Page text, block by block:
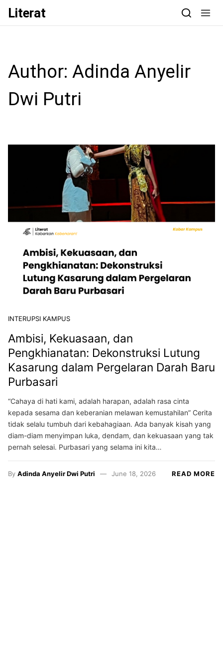
Skip to content
Literat
Author: Adinda Anyelir
Dwi Putri
INTERUPSI KAMPUS
Ambisi, Kekuasaan, dan
Pengkhianatan: Dekonstruksi Lutung
Kasarung dalam Pergelaran Darah Baru
Purbasari
“Cahaya di hati kami, adalah harapan, adalah rasa cinta
kepada sesama dan keberanian melawan kemustahilan” Cerita
tidak selalu tumbuh dari kebahagiaan. Ada banyak kisah yang
diam-diam menyimpan luka, dendam, dan kekuasaan yang tak
pernah selesai. Purbasari yang selama ini kita…
By Adinda Anyelir Dwi Putri June 18, 2026 READ MORE